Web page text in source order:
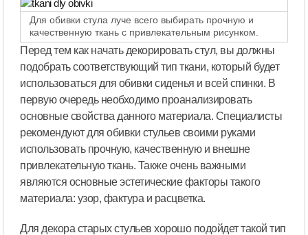
Для обивки стула луче всего выбирать прочную и
качественную ткань с привлекательным рисунком.
Перед тем как начать декорировать стул, вы должны
подобрать соответствующий тип ткани, который будет
использоваться для обивки сиденья и всей спинки. В
первую очередь необходимо проанализировать
основные свойства данного материала. Специалисты
рекомендуют для обивки стульев своими руками
использовать прочную, качественную и внешне
привлекательную ткань. Также очень важными
являются основные эстетические факторы такого
материала: узор, фактура и расцветка.
Для декора старых стульев хорошо подойдет такой тип